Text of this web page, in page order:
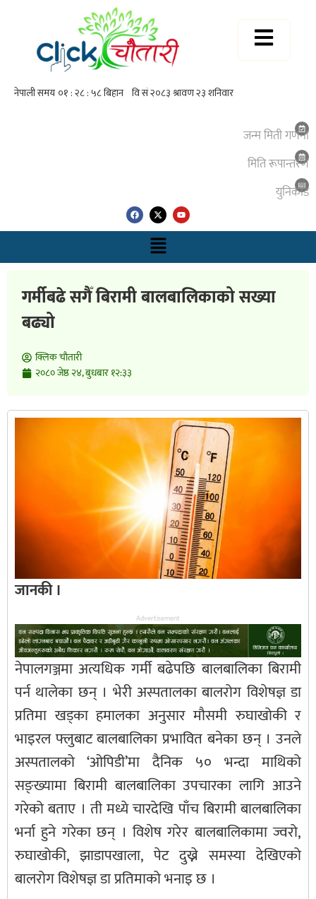
जन्म मिती गणना
मिति रूपान्तरण
युनिकाेड
गर्मीबढे सगैँ बिरामी बालबालिकाको सख्या
बढ्यो
क्लिक चाैतारी
२०८० जेष्ठ २४, बुधबार १२:३३
जानकी ।
Advertisement
नेपालगञ्जमा अत्यधिक गर्मी बढेपछि बालबालिका बिरामी
पर्न थालेका छन् । भेरी अस्पतालका बालरोग विशेषज्ञ डा
प्रतिमा खड्का हमालका अनुसार मौसमी रुघाखोकी र
भाइरल फ्लुबाट बालबालिका प्रभावित बनेका छन् । उनले
अस्पतालको ‘ओपिडी’मा दैनिक ५० भन्दा माथिको
सङ्ख्यामा बिरामी बालबालिका उपचारका लागि आउने
गरेको बताए । ती मध्ये चारदेखि पाँच बिरामी बालबालिका
भर्ना हुने गरेका छन् । विशेष गरेर बालबालिकामा ज्वरो,
रुघाखोकी, झाडापखाला, पेट दुख्ने समस्या देखिएको
बालरोग विशेषज्ञ डा प्रतिमाको भनाइ छ ।